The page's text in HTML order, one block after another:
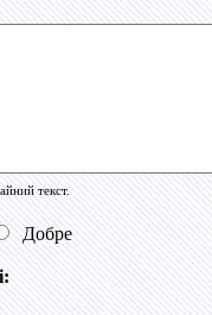
текст.
Добре